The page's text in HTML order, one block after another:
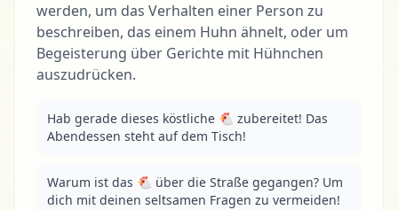
werden, um das Verhalten einer Person zu
beschreiben, das einem Huhn ähnelt, oder um
Begeisterung über Gerichte mit Hühnchen
auszudrücken.
Hab gerade dieses köstliche 🐔 zubereitet! Das
Abendessen steht auf dem Tisch!
Warum ist das 🐔 über die Straße gegangen? Um
dich mit deinen seltsamen Fragen zu vermeiden!